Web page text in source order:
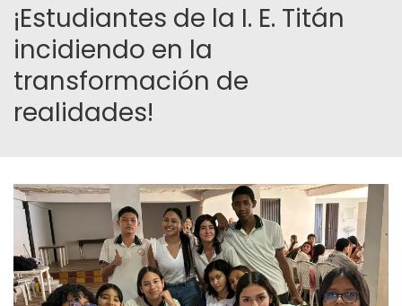
¡Estudiantes de la I. E. Titán
incidiendo en la
transformación de
realidades!